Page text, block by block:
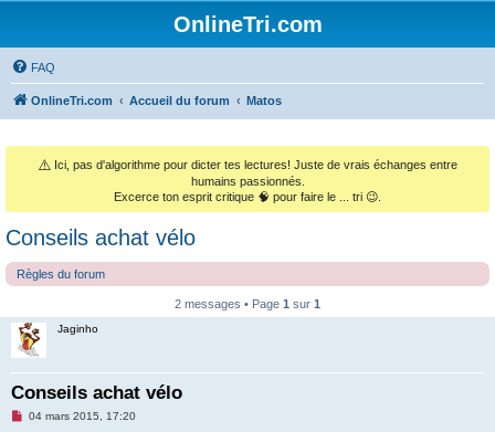
OnlineTri.com
FAQ
OnlineTri.com Accueil du forum Matos
⚠️ Ici, pas d'algorithme pour dicter tes lectures! Juste de vrais échanges entre
humains passionnés.
Excerce ton esprit critique 🧠 pour faire le ... tri 😉.
Conseils achat vélo
Règles du forum
2 messages • Page 1 sur 1
Jaginho
Conseils achat vélo
M04 mars 2015, 17:20